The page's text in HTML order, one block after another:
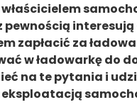
pewnością
zapłacić za
w ładowarkę do
na te pytania i
eksploatacją